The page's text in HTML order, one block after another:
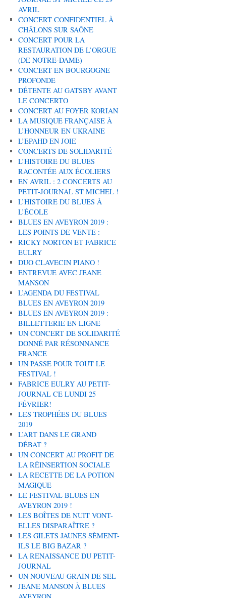
AVRIL
CONCERT CONFIDENTIEL À
CHÂLONS SUR SAÔNE
CONCERT POUR LA
RESTAURATION DE L’ORGUE
(DE NOTRE-DAME)
CONCERT EN BOURGOGNE
PROFONDE
DÉTENTE AU GATSBY AVANT
LE CONCERTO
CONCERT AU FOYER KORIAN
LA MUSIQUE FRANÇAISE À
L’HONNEUR EN UKRAINE
L’EPAHD EN JOIE
CONCERTS DE SOLIDARITÉ
L’HISTOIRE DU BLUES
RACONTÉE AUX ÉCOLIERS
EN AVRIL : 2 CONCERTS AU
PETIT-JOURNAL ST MICHEL !
L’HISTOIRE DU BLUES À
L’ÉCOLE
BLUES EN AVEYRON 2019 :
LES POINTS DE VENTE :
RICKY NORTON ET FABRICE
EULRY
DUO CLAVECIN PIANO !
ENTREVUE AVEC JEANE
MANSON
L’AGENDA DU FESTIVAL
BLUES EN AVEYRON 2019
BLUES EN AVEYRON 2019 :
BILLETTERIE EN LIGNE
UN CONCERT DE SOLIDARITÉ
DONNÉ PAR RÉSONNANCE
FRANCE
UN PASSE POUR TOUT LE
FESTIVAL !
FABRICE EULRY AU PETIT-
JOURNAL CE LUNDI 25
FÉVRIER!
LES TROPHÉES DU BLUES
2019
L’ART DANS LE GRAND
DÉBAT ?
UN CONCERT AU PROFIT DE
LA RÉINSERTION SOCIALE
LA RECETTE DE LA POTION
MAGIQUE
LE FESTIVAL BLUES EN
AVEYRON 2019 !
LES BOÎTES DE NUIT VONT-
ELLES DISPARAÎTRE ?
LES GILETS JAUNES SÈMENT-
ILS LE BIG BAZAR ?
LA RENAISSANCE DU PETIT-
JOURNAL
UN NOUVEAU GRAIN DE SEL
JEANE MANSON À BLUES